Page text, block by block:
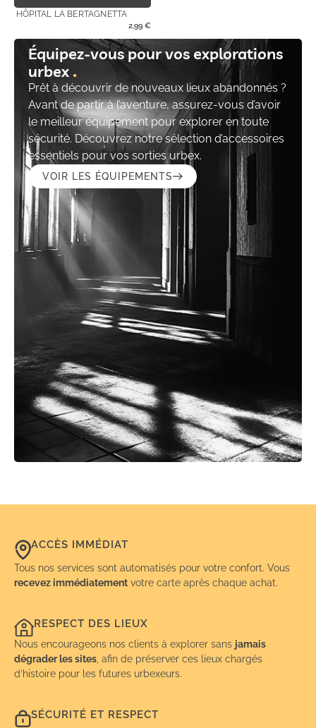
HÔPITAL LA BERTAGNETTA
2,99 €
Équipez-vous pour vos explorations
urbex
Prêt à découvrir de nouveaux lieux abandonnés ?
Avant de partir à l’aventure, assurez-vous d’avoir
le meilleur équipement pour explorer en toute
sécurité. Découvrez notre sélection d’accessoires
essentiels pour vos sorties urbex.
VOIR LES ÉQUIPEMENTS
ACCÈS IMMÉDIAT
Tous nos services sont automatisés pour votre confort. Vous
recevez immédiatement votre carte après chaque achat.
RESPECT DES LIEUX
Nous encourageons nos clients à explorer sans jamais
dégrader les sites , afin de préserver ces lieux chargés
d’histoire pour les futures urbexeurs.
SÉCURITÉ ET RESPECT